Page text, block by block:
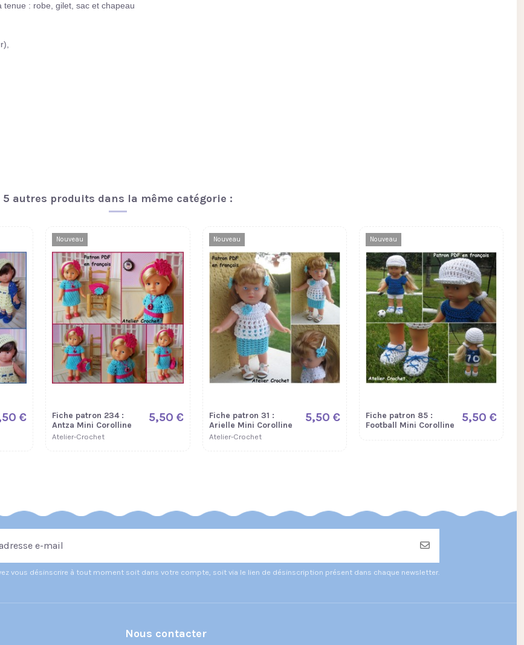
: robe, gilet, sac et chapeau
5 autres produits dans la même catégorie :
€
Nouveau
Fiche patron 234 :
Antza Mini Corolline
Atelier-Crochet
5,50 €
Nouveau
Fiche patron 31 :
Arielle Mini Corolline
Atelier-Crochet
5,50 €
Nouveau
Fiche patron 85 :
Football Mini Corolline
5,50 €
vous désinscrire à tout moment soit dans votre compte, soit via le lien de désinscription présent dans chaque newsletter.
Nous contacter